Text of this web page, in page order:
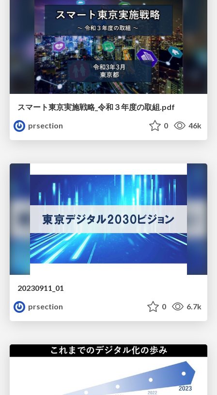
スマート東京実施戦略_令和３年度の取組.pdf
prsection
0 46k
20230911_01
prsection
0 6.7k